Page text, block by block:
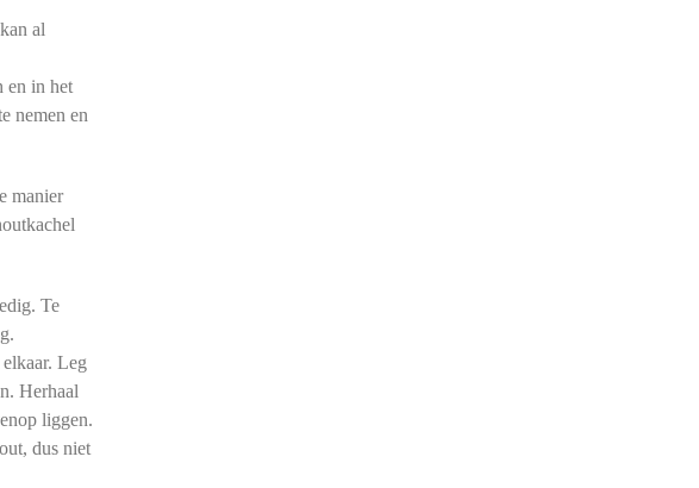
al
en in het
nemen en
manier
Te
Leg
Herhaal
liggen.
dus niet